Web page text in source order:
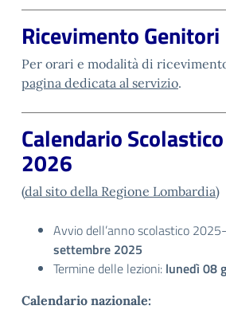
Ricevimento Genitori
Per orari e modalità di
pagina dedicata al servizio.
Calendario
2026
(dal sito della Regione Lombardia)
Avvio dell’anno scolastico
settembre 2025
Termine delle lezioni: lunedì 08
Calendario nazionale: